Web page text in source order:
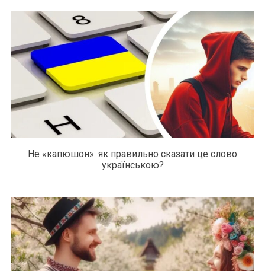
Не «капюшон»: як правильно сказати це слово
українською?